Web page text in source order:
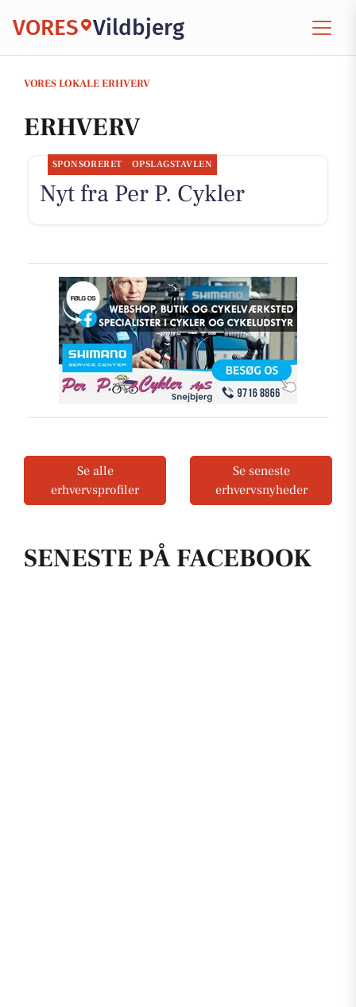
VORES Vildbjerg
VORES LOKALE ERHVERV
SENESTE PÅ FACEBOOK
ERHVERV
SPONSORERET OPSLAGSTAVLEN
Nyt fra Per P. Cykler
Se alle
erhvervsprofiler
Se seneste
erhvervsnyheder